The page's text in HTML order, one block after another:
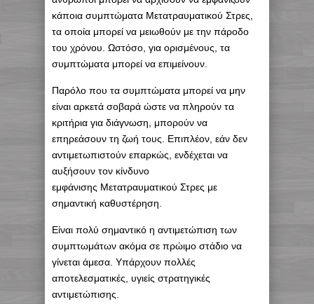
κάποια συμπτώματα Μετατραυματικού Στρες,
τα οποία μπορεί να μειωθούν με την πάροδο
του χρόνου. Ωστόσο, για ορισμένους, τα
συμπτώματα μπορεί να επιμείνουν.
Παρόλο που τα συμπτώματα μπορεί να μην
είναι αρκετά σοβαρά ώστε να πληρούν τα
κριτήρια για διάγνωση, μπορούν να
επηρεάσουν τη ζωή τους. Επιπλέον, εάν δεν
αντιμετωπιστούν επαρκώς, ενδέχεται να
αυξήσουν τον κίνδυνο
εμφάνισης Μετατραυματικού Στρες με
σημαντική καθυστέρηση.
Είναι πολύ σημαντικό η αντιμετώπιση των
συμπτωμάτων ακόμα σε πρώιμο στάδιο να
γίνεται άμεσα. Υπάρχουν πολλές
αποτελεσματικές, υγιείς στρατηγικές
αντιμετώπισης.